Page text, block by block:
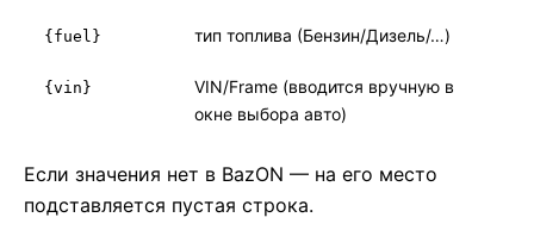
{fuel} тип топлива (Бензин/Дизель/…)
{vin}
VIN/Frame (вводится вручную в
окне выбора авто)
Если значения нет в BazON — на его место
подставляется пустая строка.